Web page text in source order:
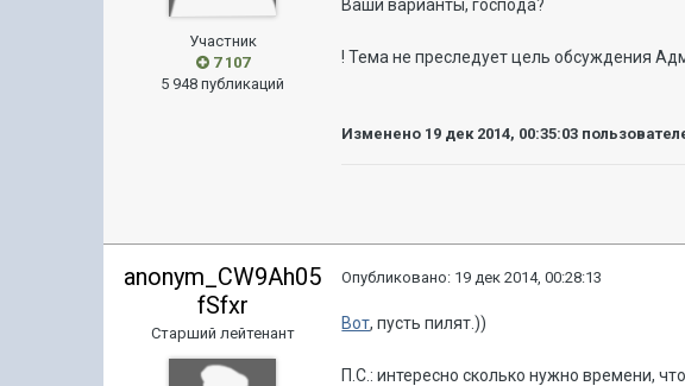
Участник
7 107
5 948 публикаций
Ваши варианты, господа?
! Тема не преследует цель обсуждения
Изменено 19 дек 2014, 00:35:03
anonym_CW9Ah05
fSfxr
Старший лейтенант
Опубликовано: 19 дек 2014, 00:28:13
Вот, пусть пилят.))
П.С.: интересно сколько нужно времени,